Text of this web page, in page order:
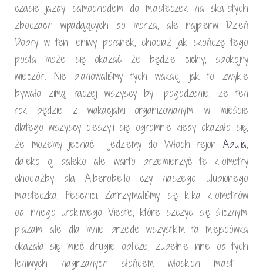
czasie jazdy samochodem do miasteczek na skalistych
zboczach wpadających do morza, ale najpierw Dzień
Dobry w ten leniwy poranek, chociaż jak skończę tego
posta może się okazać że będzie cichy, spokojny
wieczór. Nie planowaliśmy tych wakacji jak to zwykle
bywało zimą, raczej wszyscy byli pogodzenie, że ten
rok będzie z wakacjami organizowanymi w mieście
dlatego wszyscy cieszyli się ogromnie kiedy okazało się,
że możemy jechać i jedziemy do Włoch rejon Apulia,
daleko oj daleko ale warto przemierzyć te kilometry
chociażby dla Alberobello czy naszego ulubionego
miasteczka, Peschici. Zatrzymaliśmy się kilka kilometrów
od innego urokliwego Vieste, które szczyci się ślicznymi
plażami ale dla mnie przede wszystkim ta miejscówka
okazała się mieć drugie oblicze, zupełnie inne od tych
leniwych nagrzanych słońcem włoskich miast i